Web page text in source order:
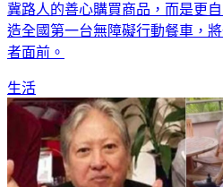
冀路人的善心購買商品，而是更
造全國第一台無障礙行動餐車，
者面前。
生活